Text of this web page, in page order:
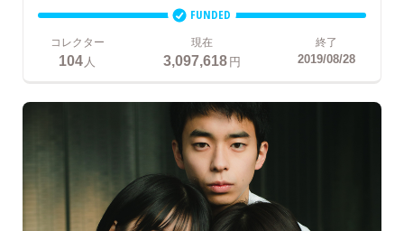
FUNDED
コレクター
104人
現在
3,097,618円
終了
2019/08/28